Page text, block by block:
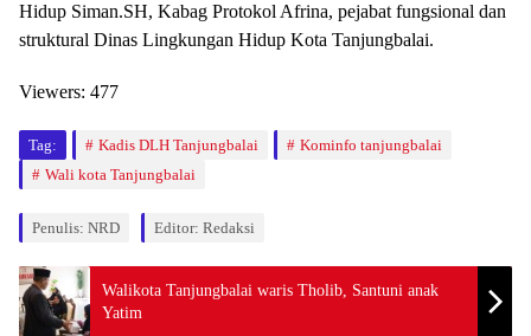
Hidup Siman.SH, Kabag Protokol Afrina, pejabat fungsional dan
struktural Dinas Lingkungan Hidup Kota Tanjungbalai.
Viewers: 477
Tag: Kadis DLH Tanjungbalai
Kominfo tanjungbalai
Wali kota Tanjungbalai
Penulis: NRD Editor: Redaksi
Walikota Tanjungbalai waris Tholib, Santuni anak
Yatim